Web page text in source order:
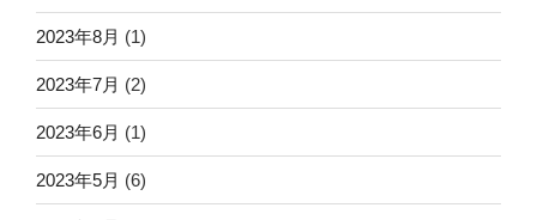
2023年8月 (1)
2023年7月 (2)
2023年6月 (1)
2023年5月 (6)